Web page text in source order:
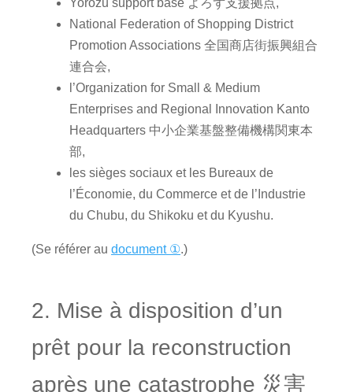
National Federation of Shopping District
Promotion Associations 全国商店街振興組合
連合会,
l’Organization for Small & Medium
Enterprises and Regional Innovation Kanto
Headquarters 中小企業基盤整備機構関東本
部,
les sièges sociaux et les Bureaux de
l’Économie, du Commerce et de l’Industrie
du Chubu, du Shikoku et du Kyushu.
(Se référer au document ①.)
2. Mise à disposition d’un
prêt pour la reconstruction
après une catastrophe 災害